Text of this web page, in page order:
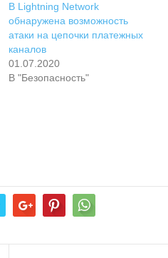
В Lightning Network
обнаружена возможность
атаки на цепочки платежных
каналов
01.07.2020
В "Безопасность"